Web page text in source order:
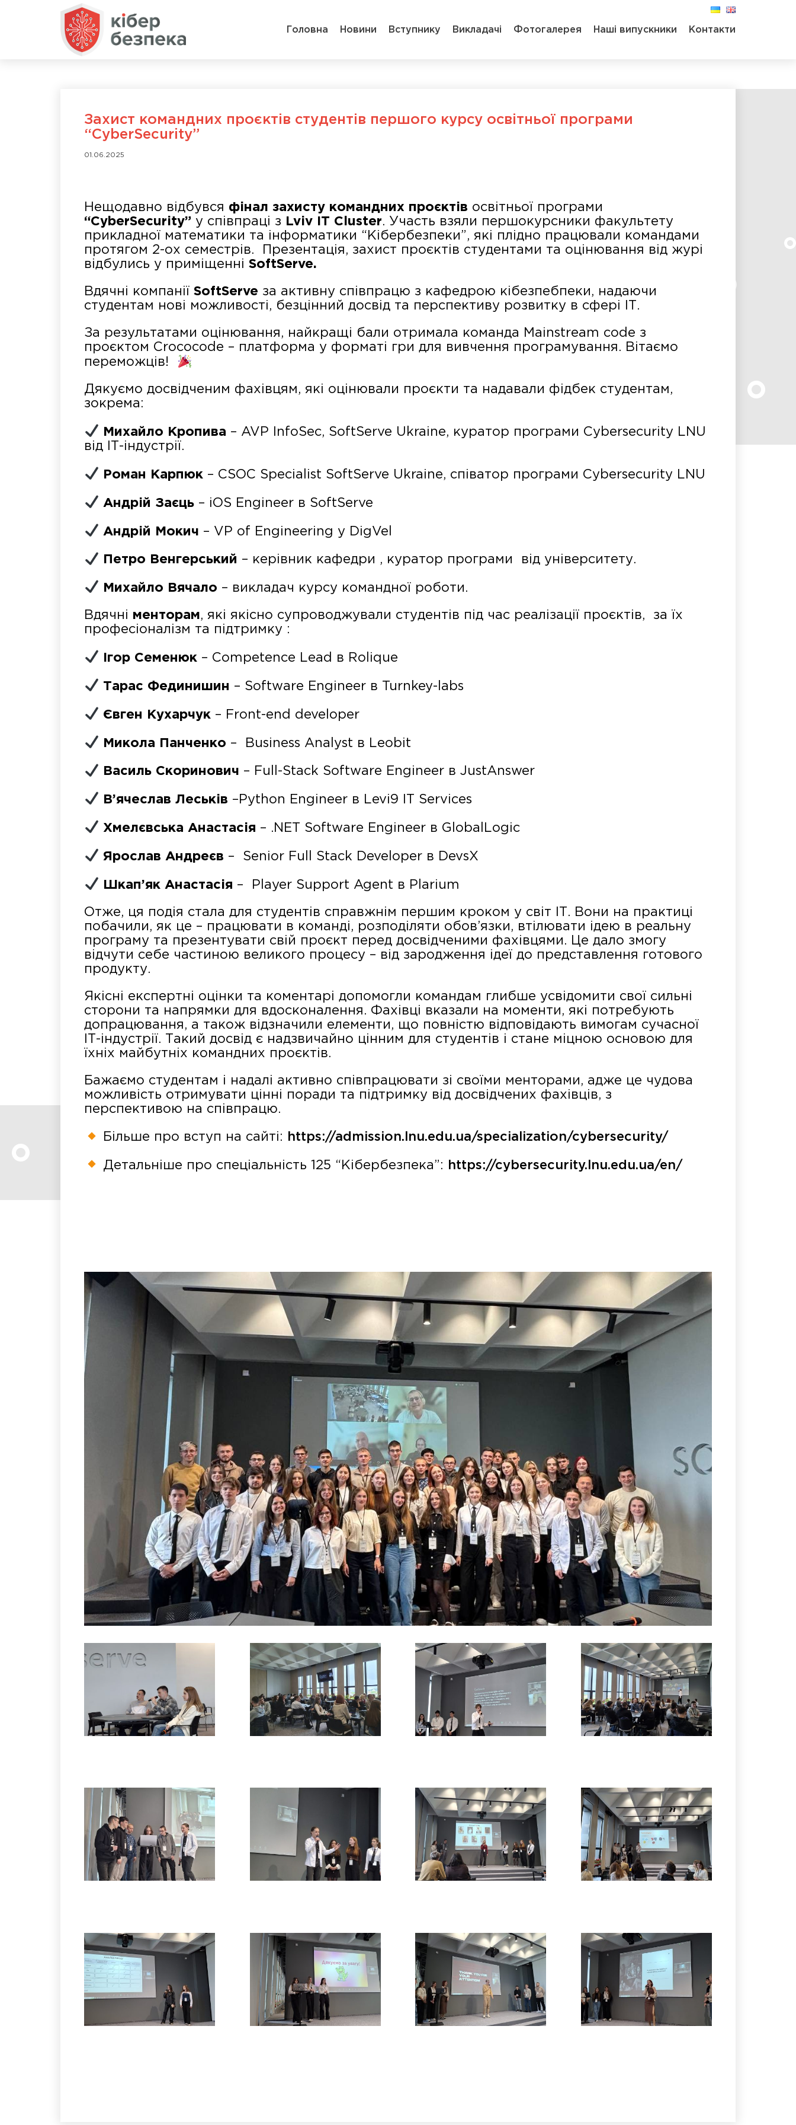
Головна Новини Вступнику Викладачі Фотогалерея Наші випускники Контакти
Захист командних проєктів студентів першого курсу освітньої програми
“CyberSecurity”
01.06.2025
Нещодавно відбувся фінал захисту командних проєктів освітньої програми
“CyberSecurity” у співпраці з Lviv IT Cluster. Участь взяли першокурсники факультету
прикладної математики та інформатики “Кібербезпеки”, які плідно працювали командами
протягом 2-ох семестрів. Презентація, захист проєктів студентами та оцінювання від журі
відбулись у приміщенні SoftServe.
Вдячні компанії SoftServe за активну співпрацю з кафедрою кібезпебпеки, надаючи
студентам нові можливості, безцінний досвід та перспективу розвитку в сфері ІТ.
За результатами оцінювання, найкращі бали отримала команда Mainstream code з
проєктом Crococode – платформа у форматі гри для вивчення програмування. Вітаємо
переможців!
Дякуємо досвідченим фахівцям, які оцінювали проєкти та надавали фідбек студентам,
зокрема:
Михайло Кропива – AVP InfoSec, SoftServe Ukraine, куратор програми Cybersecurity LNU
від ІТ-індустрії.
Роман Карпюк – CSOC Specialist SoftServe Ukraine, співатор програми Cybersecurity LNU
Андрій Заєць – iOS Engineer в SoftServe
Андрій Мокич – VP of Engineering y DigVel
Петро Венгерський – керівник кафедри , куратор програми від університету.
Михайло Вячало – викладач курсу командної роботи.
Вдячні менторам, які якісно супроводжували студентів під час реалізації проєктів, за їх
професіоналізм та підтримку :
Ігор Семенюк – Competence Lead в Rolique
Тарас Фединишин – Software Engineer в Turnkey-labs
Євген Кухарчук – Front-end developer
Микола Панченко – Business Analyst в Leobit
Василь Скоринович – Full-Stack Software Engineer в JustAnswer
В’ячеслав Леськів –Python Engineer в Levi9 IT Services
Хмелєвська Анастасія – .NET Software Engineer в GlobalLogic
Ярослав Андреєв – Senior Full Stack Developer в DevsX
Шкап’як Анастасія – Player Support Agent в Plarium
Отже, ця подія стала для студентів справжнім першим кроком у світ ІТ. Вони на практиці
побачили, як це – працювати в команді, розподіляти обов’язки, втілювати ідею в реальну
програму та презентувати свій проєкт перед досвідченими фахівцями. Це дало змогу
відчути себе частиною великого процесу – від зародження ідеї до представлення готового
продукту.
Якісні експертні оцінки та коментарі допомогли командам глибше усвідомити свої сильні
сторони та напрямки для вдосконалення. Фахівці вказали на моменти, які потребують
допрацювання, а також відзначили елементи, що повністю відповідають вимогам сучасної
ІТ-індустрії. Такий досвід є надзвичайно цінним для студентів і стане міцною основою для
їхніх майбутніх командних проєктів.
Бажаємо студентам і надалі активно співпрацювати зі своїми менторами, адже це чудова
можливість отримувати цінні поради та підтримку від досвідчених фахівців, з
перспективою на співпрацю.
Більше про вступ на сайті: https://admission.lnu.edu.ua/specialization/cybersecurity/
Детальніше про спеціальність 125 “Кібербезпека”: https://cybersecurity.lnu.edu.ua/en/